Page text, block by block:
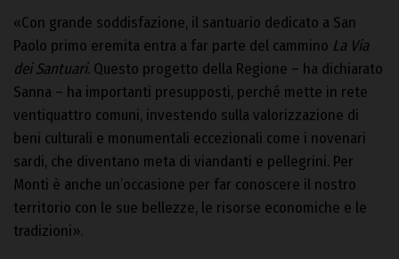
«Con grande soddisfazione, il santuario dedicato a San
Paolo primo eremita entra a far parte del cammino La Via
dei Santuari. Questo progetto della Regione – ha dichiarato
Sanna – ha importanti presupposti, perché mette in rete
ventiquattro comuni, investendo sulla valorizzazione di
beni culturali e monumentali eccezionali come i novenari
sardi, che diventano meta di viandanti e pellegrini. Per
Monti è anche un’occasione per far conoscere il nostro
territorio con le sue bellezze, le risorse economiche e le
tradizioni».